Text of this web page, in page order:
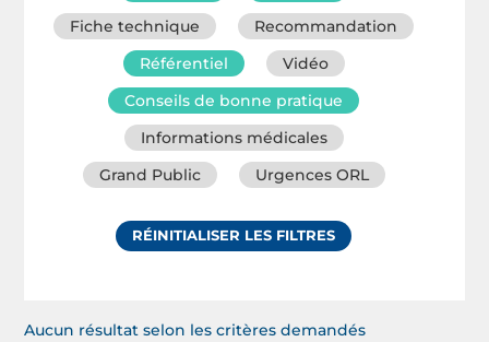
Fiche technique
Recommandation
Référentiel
Vidéo
Conseils de bonne pratique
Informations médicales
Grand Public
Urgences ORL
RÉINITIALISER LES FILTRES
Aucun résultat selon les critères demandés